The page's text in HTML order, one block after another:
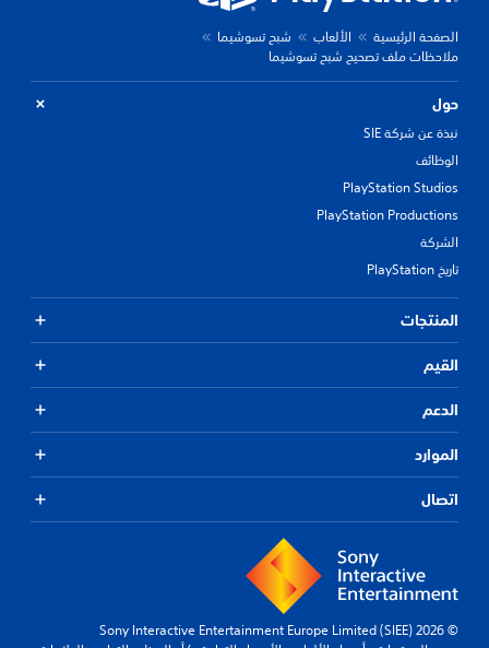
الصفحة الرئيسية الألعاب
شبح تسوشيما
ملاحظات ملف تصحيح شبح تسوشيما
حول
نبذة عن شركة SIE
الوظائف
PlayStation Studios
PlayStation Productions
الشركة
تاريخ PlayStation
المنتجات
القيم
الدعم
الموارد
اتصال
© 2026 Sony Interactive Entertainment Europe Limited (SIEE)